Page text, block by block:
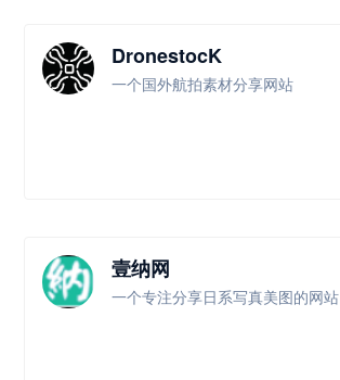
DronestocK
一个国外航拍素材分享网站
壹纳网
一个专注分享日系写真美图的网站